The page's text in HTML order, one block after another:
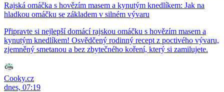
Rajská omáčka s hovězím masem a kynutým knedlíkem: Jak na
hladkou omáčku se základem v silném vývaru
Připravte si nejlepší domácí rajskou omáčku s hovězím masem a
kynutým knedlíkem! Osvědčený rodinný recept z poctivého vývaru,
zjemněný smetanou a bez zbytečného koření, který si zamilujete.
Cooky.cz
dnes, 07:19